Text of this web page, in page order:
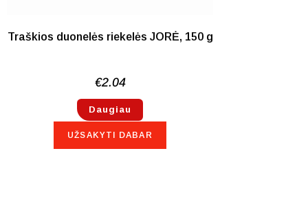
Traškios duonelės riekelės JORĖ, 150 g
€2.04
Daugiau
UŽSAKYTI DABAR